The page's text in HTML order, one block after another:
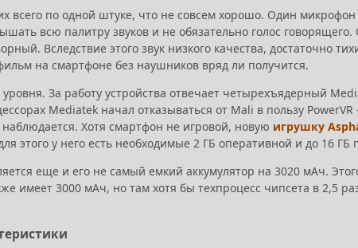
всего по одной штуке, что не совсем хорошо. Один
всю палитру звуков и не обязательно голос
Вследствие этого звук низкого качества, достаточно
на смартфоне без наушников вряд ли получится.
За работу устройства отвечает четырехъядерный
Mediatek начал отказываться от Mali в пользу
Хотя смартфон не игровой, новую игрушку
этого у него есть необходимые 2 ГБ оперативной и до 16 ГБ
еще и его не самый емкий аккумулятор на 3020 мАч.
имеет 3000 мАч, но там хотя бы техпроцесс чипсета в 2,5